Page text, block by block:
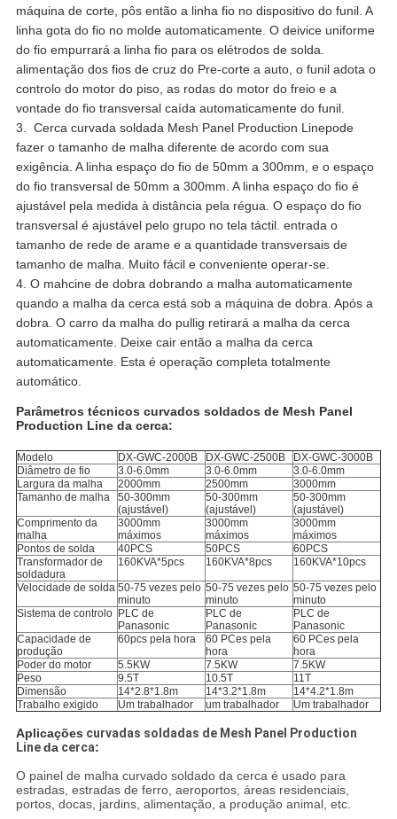
máquina de corte, pôs então a linha fio no dispositivo do funil. A
linha gota do fio no molde automaticamente. O deivice uniforme
do fio empurrará a linha fio para os elétrodos de solda.
alimentação dos fios de cruz do Pre-corte a auto, o funil adota o
controlo do motor do piso, as rodas do motor do freio e a
vontade do fio transversal caída automaticamente do funil.
3. Cerca curvada soldada Mesh Panel Production Linepode
fazer o tamanho de malha diferente de acordo com sua
exigência. A linha espaço do fio de 50mm a 300mm, e o espaço
do fio transversal de 50mm a 300mm. A linha espaço do fio é
ajustável pela medida à distância pela régua. O espaço do fio
transversal é ajustável pelo grupo no tela táctil. entrada o
tamanho de rede de arame e a quantidade transversais de
tamanho de malha. Muito fácil e conveniente operar-se.
4. O mahcine de dobra dobrando a malha automaticamente
quando a malha da cerca está sob a máquina de dobra. Após a
dobra. O carro da malha do pullig retirará a malha da cerca
automaticamente. Deixe cair então a malha da cerca
automaticamente. Esta é operação completa totalmente
automático.
Parâmetros técnicos curvados soldados de Mesh Panel
Production Line da cerca:
Modelo DX-GWC-2000B DX-GWC-2500B
DX-GWC-3000B
Diâmetro de fio
3.0-6.0mm 3.0-6.0mm
3.0-6.0mm
Largura da malha
2000mm 2500mm
3000mm
Tamanho de malha
50-300mm
(ajustável)
50-300mm
(ajustável)
50-300mm
(ajustável)
Comprimento da
malha
3000mm
máximos
3000mm
máximos
3000mm
máximos
Pontos de solda
40PCS 50PCS
60PCS
Transformador de
soldadura
160KVA*5pcs 160KVA*8pcs 160KVA*10pcs
Velocidade de solda 50-75 vezes pelo
minuto
50-75 vezes pelo
minuto
50-75 vezes pelo
minuto
Sistema de controlo PLC de
Panasonic
PLC de
Panasonic
PLC de
Panasonic
Capacidade de
produção
60pcs pela hora
60 PCes pela
hora
60 PCes pela
hora
Poder do motor
5.5KW 7.5KW
7.5KW
Peso
9.5T 10.5T
11T
Dimensão
14*2.8*1.8m 14*3.2*1.8m
14*4.2*1.8m
Trabalho exigido
Um trabalhador um trabalhador Um trabalhador
Aplicações curvadas soldadas de Mesh Panel Production
Lineda cerca:
O painel de malha curvado soldado da cerca é usado para
estradas, estradas de ferro, aeroportos, áreas residenciais,
portos, docas, jardins, alimentação, a produção animal, etc.